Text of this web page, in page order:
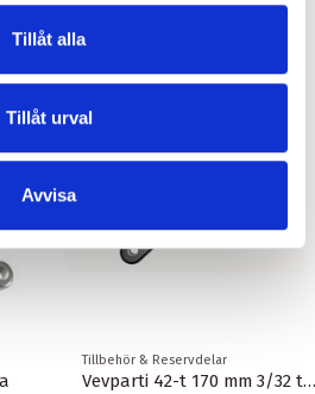
Tillåt alla
Tillåt urval
Avvisa
Tillbehör & Reservdelar
Vevparti 42-t 170 mm 3/32 tum med kedjeskyddsring